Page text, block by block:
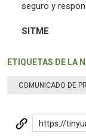
seguro y
SITME
ETIQUETAS DE LA
COMUNICADO DE
https://